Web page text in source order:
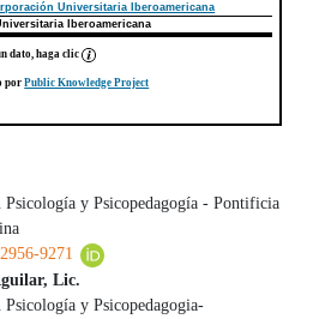
Universitaria Iberoamericana
Iberoamericana
dato, haga clic
porPublic Knowledge Project
artículo
Psicología y Psicopedagogía - Pontificia
9271
Lic.
y Psicopedagogia-